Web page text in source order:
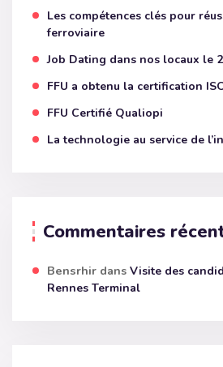
Les compétences clés pour
ferroviaire
Job Dating dans nos locaux le
FFU a obtenu la certification
FFU Certifié Qualiopi
La technologie au service de
Commentaires
Bensrhir dans Visite des
Rennes Terminal